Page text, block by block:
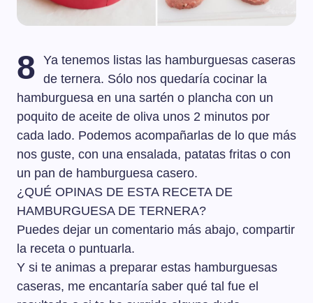
8
Ya tenemos listas las hamburguesas caseras
de ternera. Sólo nos quedaría cocinar la
hamburguesa en una sartén o plancha con un
poquito de aceite de oliva unos 2 minutos por
cada lado. Podemos acompañarlas de lo que más
nos guste, con una ensalada, patatas fritas o con
un pan de hamburguesa casero.
¿QUÉ OPINAS DE ESTA RECETA DE
HAMBURGUESA DE TERNERA?
Puedes dejar un comentario más abajo, compartir
la receta o puntuarla.
Y si te animas a preparar estas hamburguesas
caseras, me encantaría saber qué tal fue el